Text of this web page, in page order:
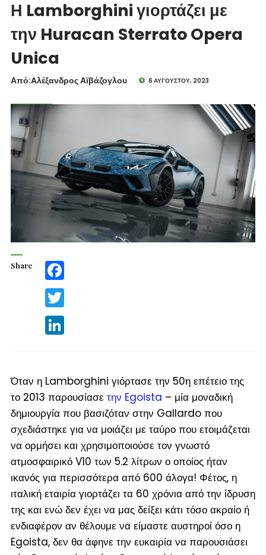
Η Lamborghini γιορτάζει με
την Huracan Sterrato Opera
Unica
Από:Aλέξανδρος Αϊβάζογλου 6 ΑΥΓΟΎΣΤΟΥ, 2023
Share Facebook
Twitter
LinkedIn
Όταν η Lamborghini γιόρτασε την 50ηεπέτειο της
το 2013 παρουσίασε την Egoista – μία μοναδική
δημιουργία που βασιζόταν στην Gallardo που
σχεδιάστηκε για να μοιάζει με ταύρο που ετοιμάζεται
να ορμήσει και χρησιμοποιούσε τον γνωστό
ατμοσφαιρικό V10 των 5.2 λίτρων ο οποίος ήταν
ικανός για περισσότερα από 600 άλογα! Φέτος, η
ιταλική εταιρία γιορτάζει τα 60 χρόνια από την ίδρυση
της και ενώ δεν έχει να μας δείξει κάτι τόσο ακραίο ή
ενδιαφέρον αν θέλουμε να είμαστε αυστηροί όσο η
Egoista, δεν θα άφηνε την ευκαιρία να παρουσιάσει